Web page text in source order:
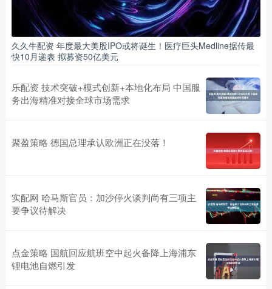
久久牛配资 年度最大美股IPO或将诞生！医疗巨头Medline据传最
快10月递表 拟募资50亿美元
乐配资 技术突破+模式创新+本地化布局 中国服
务出海精准对接全球市场需求
聚盈策略 德国总理承认欧洲正在没落！
实配网 哈马斯官员：加沙停火谈判尚有三项主
要争议待解决
点金策略 国航回应航班空中起火备降上海浦东
锂电池自燃引发